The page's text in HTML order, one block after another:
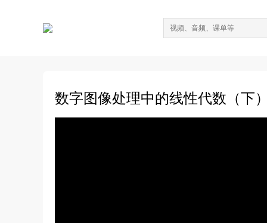
数字图像处理中的线性代数（下）